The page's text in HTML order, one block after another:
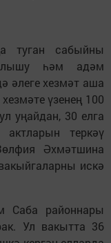
туган сабыйны
һәм адәм
әлеге хезмәт аша
үзенең 100
уңайдан, 30 елга
теркәү
Әхмәтшина
искә
Саба районнары
Ул вакытта 36